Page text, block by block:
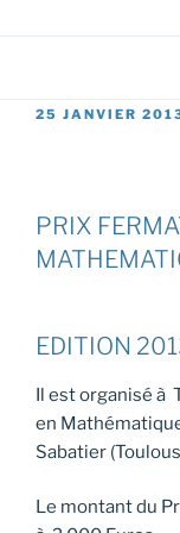
au
principal
Association pour
PUBLIÉ
25 JANVIER
PRIX
EDITION
Il est organisé à
en
Sabatier
Le montant du